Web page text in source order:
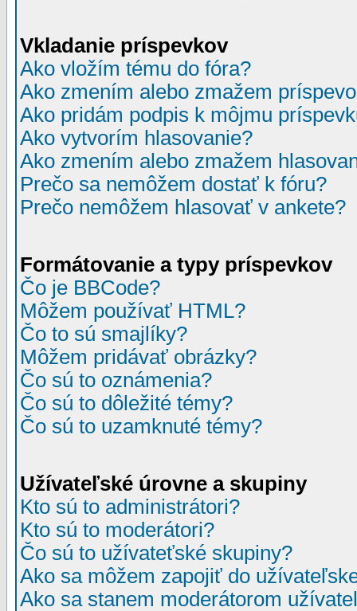
Vkladanie príspevkov
Ako vložím tému do fóra?
Ako zmením alebo zmažem
Ako pridám podpis k môjmu
Ako vytvorím hlasovanie?
Ako zmením alebo zmažem
Prečo sa nemôžem dostať k fóru?
Prečo nemôžem hlasovať v ankete?
Formátovanie a typy príspevkov
Čo je BBCode?
Môžem používať HTML?
Čo to sú smajlíky?
Môžem pridávať obrázky?
Čo sú to oznámenia?
Čo sú to dôležité témy?
Čo sú to uzamknuté témy?
Užívateľské úrovne a skupiny
Kto sú to administrátori?
Kto sú to moderátori?
Čo sú to užívateťské skupiny?
Ako sa môžem zapojiť do
Ako sa stanem moderátorom